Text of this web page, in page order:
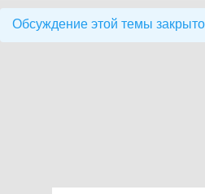
Обсуждение этой темы